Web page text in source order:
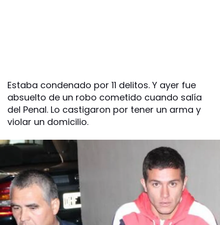
Estaba condenado por 11 delitos. Y ayer fue
absuelto de un robo cometido cuando salía
del Penal. Lo castigaron por tener un arma y
violar un domicilio.